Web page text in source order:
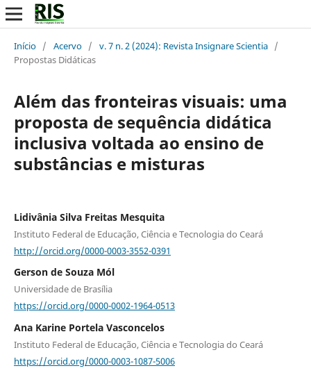
Início / Acervo / v. 7 n. 2 (2024): Revista Insignare Scientia /
Propostas Didáticas
Além das fronteiras visuais: uma
proposta de sequência didática
inclusiva voltada ao ensino de
substâncias e misturas
Lidivânia Silva Freitas Mesquita
Instituto Federal de Educação, Ciência e Tecnologia do Ceará
http://orcid.org/0000-0003-3552-0391
Gerson de Souza Mól
Universidade de Brasília
https://orcid.org/0000-0002-1964-0513
Ana Karine Portela Vasconcelos
Instituto Federal de Educação, Ciência e Tecnologia do Ceará
https://orcid.org/0000-0003-1087-5006